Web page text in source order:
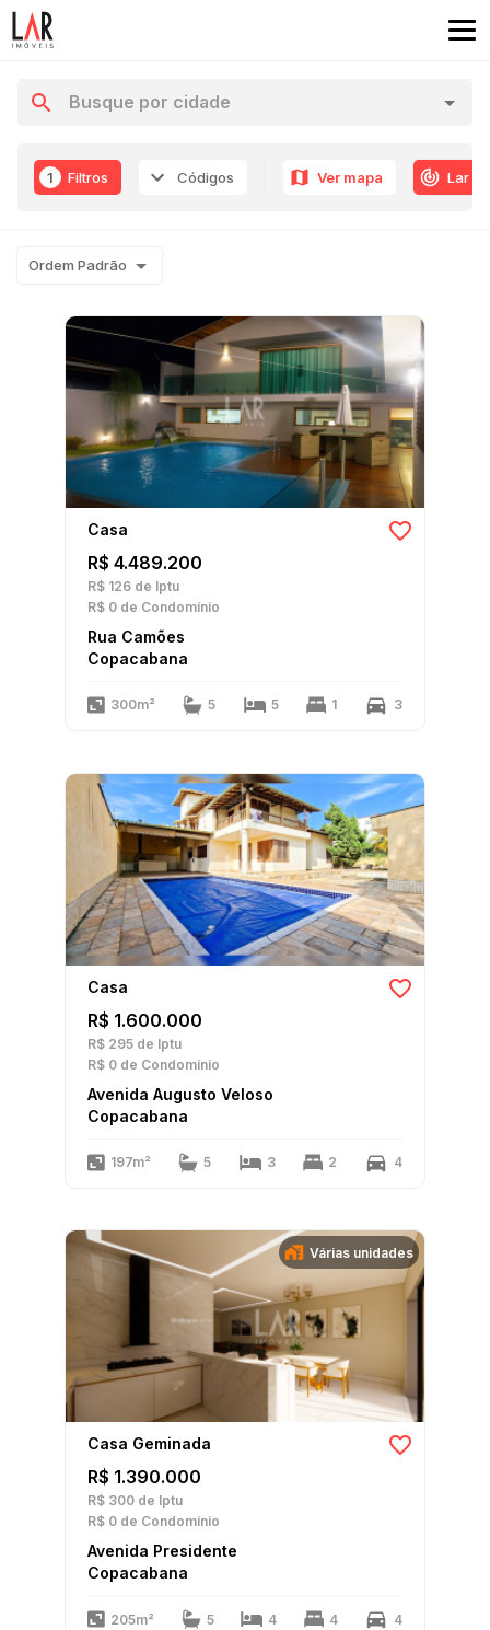
1 Filtros Códigos Ver mapa Lar
Ordem Padrão
Casa
R$ 4.489.200
R$ 126 de Iptu
R$ 0 de Condomínio
Rua Camões
Copacabana
300m² 5 5 1 3
Casa
R$ 1.600.000
R$ 295 de Iptu
R$ 0 de Condomínio
Avenida Augusto Veloso
Copacabana
197m² 5 3 2 4
Várias unidades
Casa Geminada
R$ 1.390.000
R$ 300 de Iptu
R$ 0 de Condomínio
Avenida Presidente
Copacabana
205m² 5 4 4 4